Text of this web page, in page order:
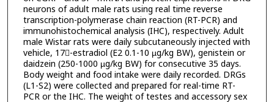
neurons of adult male rats using real time reverse
transcription-polymerase chain reaction (RT-PCR) and
immunohistochemical analysis (IHC), respectively. Adult
male Wistar rats were daily subcutaneously injected with
vehicle, 17-estradiol (E2 0.1-10 µg/kg BW), genistein or
daidzein (250-1000 µg/kg BW) for consecutive 35 days.
Body weight and food intake were daily recorded. DRGs
(L1-S2) were collected and prepared for real-time RT-
PCR or the IHC. The weight of testes and accessory sex